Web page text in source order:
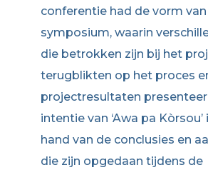
conferentie had de vorm van
symposium, waarin
die betrokken zijn bij het
terugblikten op het proces
projectresultaten
intentie van ‘Awa pa
hand van de conclusies en
die zijn opgedaan tijdens de